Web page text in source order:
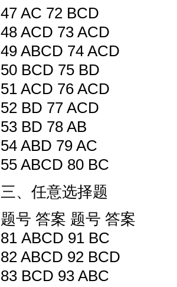
47 AC 72 BCD
48 ACD 73 ACD
49 ABCD 74 ACD
50 BCD 75 BD
51 ACD 76 ACD
52 BD 77 ACD
53 BD 78 AB
54 ABD 79 AC
55 ABCD 80 BC
三、任意选择题
题号 答案 题号 答案
81 ABCD 91 BC
82 ABCD 92 BCD
83 BCD 93 ABC